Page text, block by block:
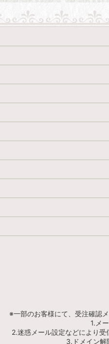
※一部のお客様にて、受注確認
1.メ
2.迷惑メール設定などにより受
3.ドメイン解